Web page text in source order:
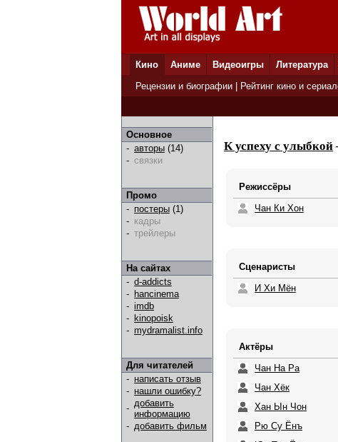
Кино Аниме Видеоигры Литература
Рецензии и биографии
Рейтинг кино и
Основное
- авторы (14)
- связки
Промо
- постеры (1)
- кадры
- трейлеры
На сайтах
- d-addicts
- hancinema
- imdb
- kinopoisk
- mydramalist.info
Для читателей
- написать отзыв
- нашли ошибку?
- добавить
информацию
- добавить фильм
К успеху с улыбкой
Режиссёры
Чан Ки Хон
Сценаристы
И Хи Мён
Актёры
Чан На Ра
Чан Хёк
Хан Ын Чон
Рю Су Ёнъ